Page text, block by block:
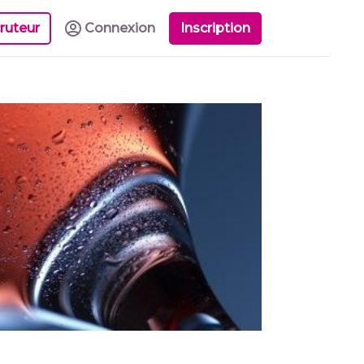
Connexion Inscription